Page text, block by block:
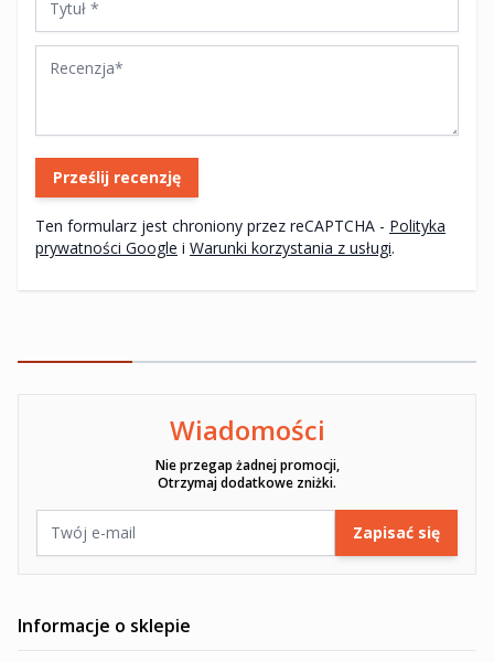
Prześlij recenzję
Ten formularz jest chroniony przez reCAPTCHA - Polityka
prywatności Google i Warunki korzystania z usługi.
Wiadomości
Nie przegap żadnej promocji,
Otrzymaj dodatkowe zniżki.
Zapisać się
Ten formularz jest chroniony przez reCAPTCHA -
Informacje o sklepie